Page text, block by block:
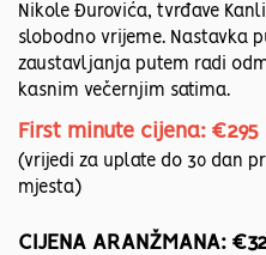
Nikole Đurovića, tvrđave
slobodno vrijeme. Nastavka
zaustavljanja putem radi
kasnim večernjim satima.
First minute cijena: €295
(vrijedi za uplate do 30 dan
mjesta)
CIJENA ARANŽMANA: